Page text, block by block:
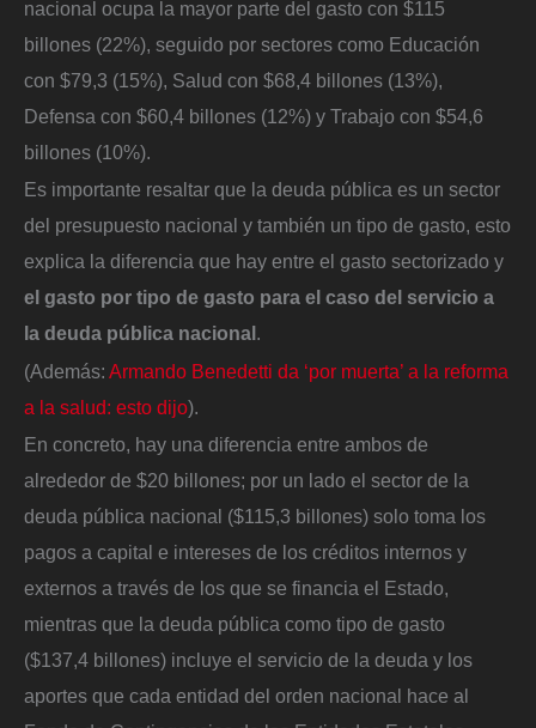
nacional ocupa la mayor parte del gasto con $115
billones (22%), seguido por sectores como Educación
con $79,3 (15%), Salud con $68,4 billones (13%),
Defensa con $60,4 billones (12%) y Trabajo con $54,6
billones (10%).
Es importante resaltar que la deuda pública es un sector
del presupuesto nacional y también un tipo de gasto, esto
explica la diferencia que hay entre el gasto sectorizado y
el gasto por tipo de gasto para el caso del servicio a
la deuda pública nacional.
(Además: Armando Benedetti da ‘por muerta’ a la reforma
a la salud: esto dijo).
En concreto, hay una diferencia entre ambos de
alrededor de $20 billones; por un lado el sector de la
deuda pública nacional ($115,3 billones) solo toma los
pagos a capital e intereses de los créditos internos y
externos a través de los que se financia el Estado,
mientras que la deuda pública como tipo de gasto
($137,4 billones) incluye el servicio de la deuda y los
aportes que cada entidad del orden nacional hace al